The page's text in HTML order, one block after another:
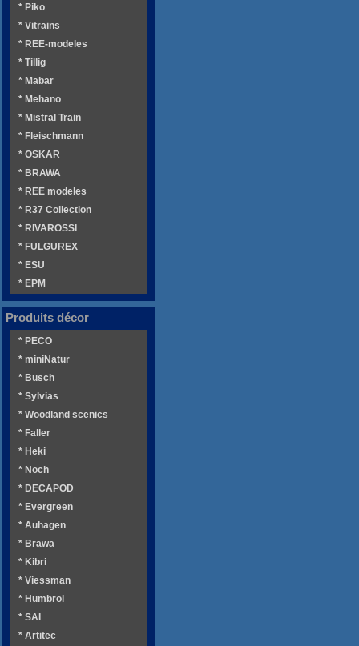
* Piko
* Vitrains
* REE-modeles
* Tillig
* Mabar
* Mehano
* Mistral Train
* Fleischmann
* OSKAR
* BRAWA
* REE modeles
* R37 Collection
* RIVAROSSI
* FULGUREX
* ESU
* EPM
Produits décor
* PECO
* miniNatur
* Busch
* Sylvias
* Woodland scenics
* Faller
* Heki
* Noch
* DECAPOD
* Evergreen
* Auhagen
* Brawa
* Kibri
* Viessman
* Humbrol
* SAI
* Artitec